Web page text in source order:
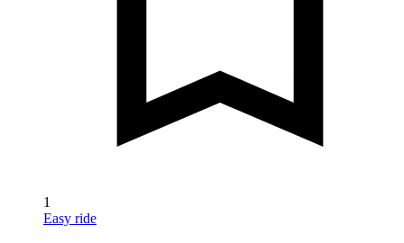
1
Easy ride